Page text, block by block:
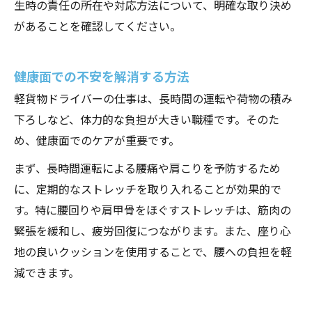
生時の責任の所在や対応方法について、明確な取り決め
があることを確認してください。
健康面での不安を解消する方法
軽貨物ドライバーの仕事は、長時間の運転や荷物の積み
下ろしなど、体力的な負担が大きい職種です。そのた
め、健康面でのケアが重要です。
まず、長時間運転による腰痛や肩こりを予防するため
に、定期的なストレッチを取り入れることが効果的で
す。特に腰回りや肩甲骨をほぐすストレッチは、筋肉の
緊張を緩和し、疲労回復につながります。また、座り心
地の良いクッションを使用することで、腰への負担を軽
減できます。